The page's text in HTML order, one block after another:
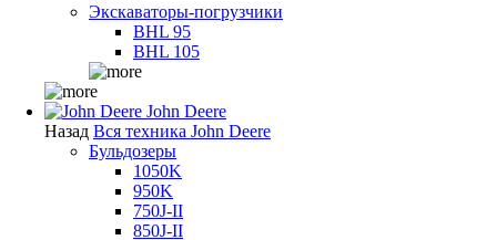
Экскаваторы-погрузчики
BHL 95
BHL 105
John Deere
Назад Вся техника John Deere
Бульдозеры
1050K
950K
750J-II
850J-II